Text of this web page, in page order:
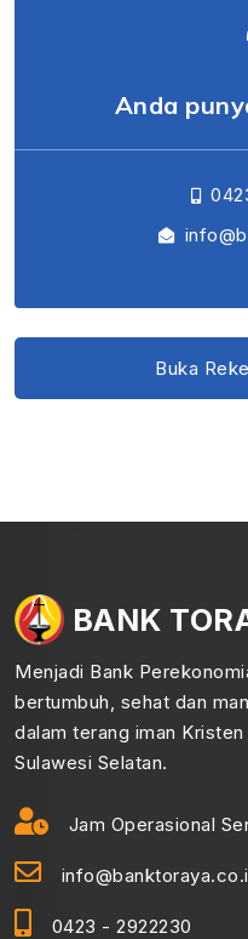
Anda
Buka
BANK
Menjadi Bank
bertumbuh, sehat dan
dalam terang iman
Sulawesi Selatan.
Jam Operasional
0423 - 2922230